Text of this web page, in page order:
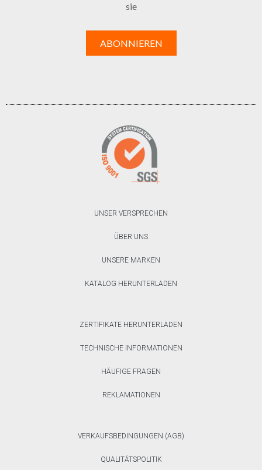
sie
UNSER VERSPRECHEN
ÜBER UNS
UNSERE MARKEN
KATALOG HERUNTERLADEN
ZERTIFIKATE HERUNTERLADEN
TECHNISCHE INFORMATIONEN
HÄUFIGE FRAGEN
REKLAMATIONEN
VERKAUFSBEDINGUNGEN (AGB)
QUALITÄTSPOLITIK